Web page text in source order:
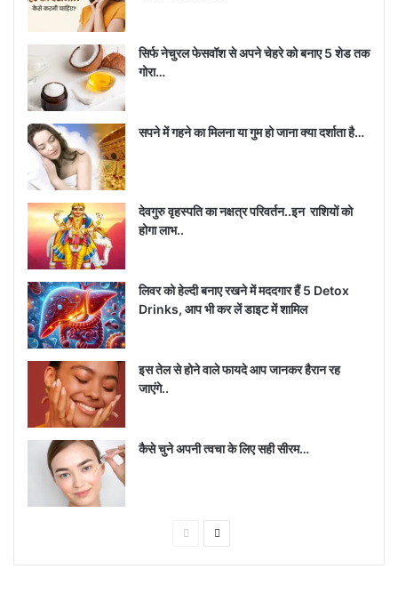
2. धीमी आंच पर दोनों दालों को सुनहरा होने तक तलें।
. फिर ¼ कप कटा हुआ मोती प्याज (शलोट्स) या ¼ कप कटा हुआ प्याज
डालें।
सिर्फ नेचुरल फेसवॉश से अपने चेहरे को बनाए 5 शेड तक
गोरा…
सपने में गहने का मिलना या गुम हो जाना क्या दर्शाता है…
देवगुरु वृहस्पति का नक्षत्र परिवर्तन..इन राशियों को
होगा लाभ..
लिवर को हेल्दी बनाए रखने में मददगार हैं 5 Detox
Drinks, आप भी कर लें डाइट में शामिल
इस तेल से होने वाले फायदे आप जानकर हैरान रह
जाएंगे..
कैसे चुने अपनी त्वचा के लिए सही सीरम…
PreviousNext